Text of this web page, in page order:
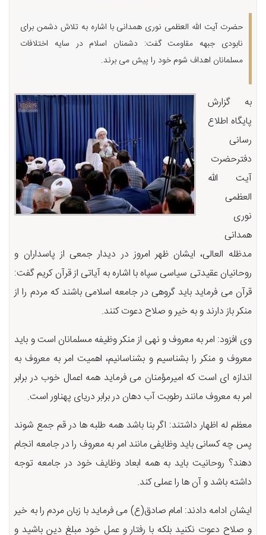
حضرت آیت الله العظمی نوری همدانی با اشاره به تلاش دشمن برای
نابودی جبهه مقاومت گفت: دشمنان اسلام در سایه اختلافات
مسلمانان اهداف شوم خود را پیش می برند.
به گزارش
پایگاه اطلاع
رسانی
دفترحضرت
آیت الله
العظمی
نوری
همدانی
مدظله العالی، ایشان ظهر امروز در دیدار جمعی از پاسداران و
روحانیان عقیدتی سیاسی سپاه با اشاره به آیاتی از قرآن کریم گفت:
قرآن می فرماید باید گروهی در جامعه اسلامی باشند که مردم را از
منکر باز دارند و به خیر و صلاح دعوت کنند.
وی افزود: امر به معروف و نهی از منکر وظیفه مسلمانان است و باید
معروف و منکر را بشناسیم و بشناسانیم، اهمیت امر به معروف به
اندازه ای است که امیرمؤمنان می فرماید همه اعمال خوب در برابر
امر به معروف مانند رطوبت آب دهان در برابر دریای پهناور است.
معظم له اظهار داشتند: اگر بنا باشد همه طلبه ها در قم جمع شوند
پس چه کسانی باید وظایفی مانند امر به معروف را در جامعه انجام
دهند؟ روحانیت باید به همه ابعاد وظایف خود در جامعه توجه
داشته باشد و آن ها را عملی کند.
ایشان ادامه دادند: امام صادق(ع) می فرماید با زبان مردم را به خیر
و صلاح دعوت نکنید بلکه با رفتار و عمل خود مبلغ دین باشید و